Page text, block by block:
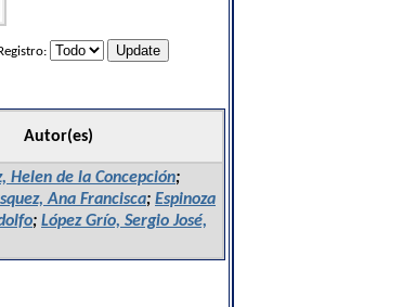
Autor(es)
Helen de la Concepción;
Ana Francisca; Espinoza
; López Grío, Sergio José,